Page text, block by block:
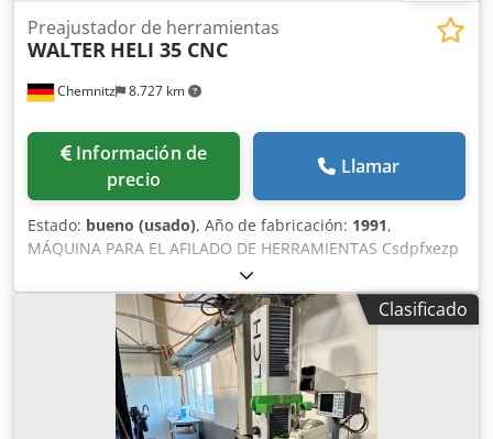
Chemnitz 8.727 km
Preajustador de herramientas
WALTER HELI 35 CNC
Información de
precio
Llamar
Estado: bueno (usado), Año de fabricación: 1991,
MÁQUINA PARA EL AFILADO DE HERRAMIENTAS Csdpfxezp
U Hhj Abzorf Fabricante: WALTER (Alemania), Modelo:
Helitronic 35 CNC, Año de fabricación: 1991.
Clasificado